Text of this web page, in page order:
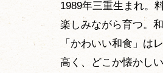
1989年三重生まれ。
楽しみながら育つ。
「かわいい和食」は
高く、どこか懐かし